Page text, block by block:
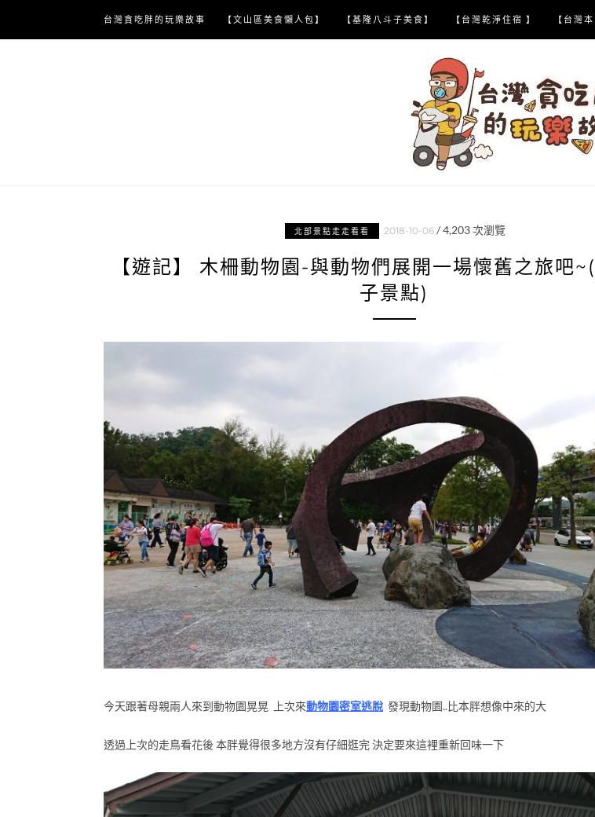
content
台灣貪吃胖的玩樂故事 【文山區美食懶人包】 【基隆八斗子美食】 【台灣乾淨住宿 】 【台灣
北部景點走走看看 2018-10-06 /4,203次瀏覽
【遊記】 木柵動物園-與動物們展開一場懷舊之旅吧
子景點)
今天跟著母親兩人來到動物園晃晃 上次來動物園密室逃脫 發現動物園..比本胖想像中來的大
透過上次的走鳥看花後 本胖覺得很多地方沒有仔細逛完 決定要來這裡重新回味一下